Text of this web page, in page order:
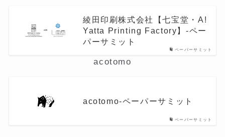
ペーパーサミット
綾田印刷株式会社【七宝堂・A!
Yatta Printing Factory】-ペー
パーサミット
acotomo
ペーパーサミット
acotomo-ペーパーサミット